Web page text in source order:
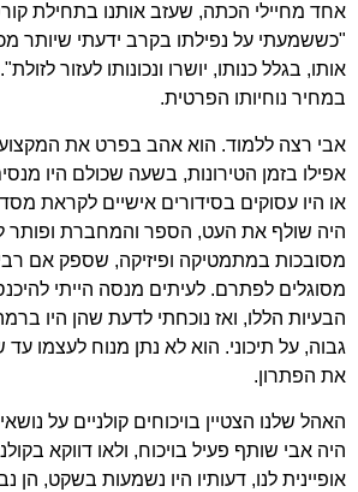
אחד מחיילי הכתה, שעזב אותנו בתחילת
"כששמעתי על נפילתו בקרב ידעתי שיותר
אותו, בגלל כנותו, יושרו ונכונותו לעזור
במחיר נוחיותו הפרטית.
אבי רצה ללמוד. הוא אהב בפרט את
אפילו בזמן הטירונות, בשעה שכולם היו
או היו עסוקים בסידורים אישיים לקראת
היה שולף את העט, הספר והמחברת ופותר
מסובכות במתמטיקה ופיזיקה, שספק אם
מסוגלים לפתרם. לעיתים מנסה הייתי
הבעיות הללו, ואז נוכחתי לדעת שהן היו
גבוה, על תיכוני. הוא לא נתן מנוח לעצמו
את הפתרון.
האהל שלנו הצטיין בויכוחים קולניים על
היה אבי שותף פעיל בויכוח, ולאו דווקא
אופיינית לנו, דעותיו היו נשמעות בשקט, הן